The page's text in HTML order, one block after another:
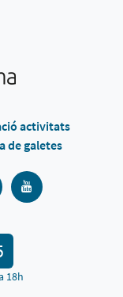
activitats
de galetes
18h